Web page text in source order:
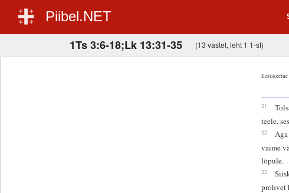
Piibel.NET
1Ts 3:6-18;Lk 13:31-35 (13 vastet, leht 1 1-st)
31
teele,
32
vaime
lõpule.
33
prohvet